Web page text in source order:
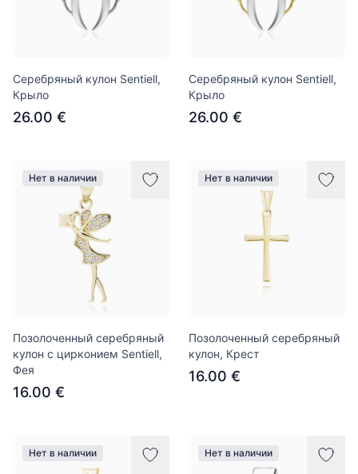
Серебряный кулон Sentiell,
Крыло
26.00 €
Серебряный кулон Sentiell,
Крыло
26.00 €
Нет в наличии
Позолоченный серебряный
кулон с цирконием Sentiell,
Фея
16.00 €
Нет в наличии
Позолоченный серебряный
кулон, Крест
16.00 €
Нет в наличии Нет в наличии